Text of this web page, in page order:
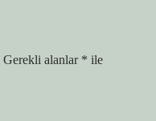
Gerekli alanlar * ile